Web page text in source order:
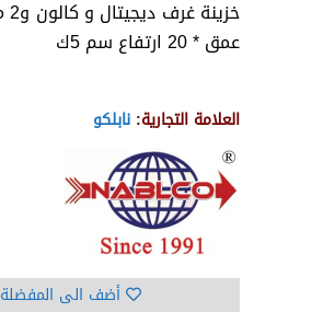
عمق * 20 ارتفاع سم 5ك
العلامة التجارية: نابلكو
أضف الى المفضلة